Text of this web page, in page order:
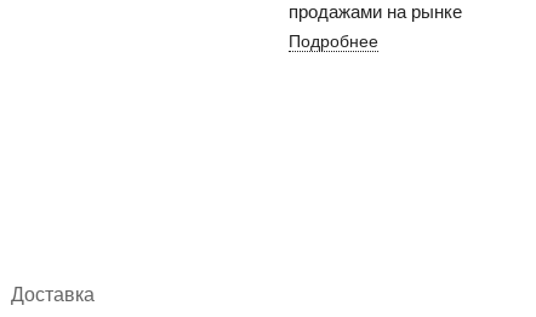
продажами на рынке
Подробнее
Доставка